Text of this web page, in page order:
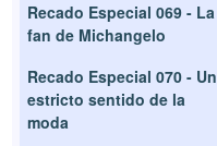
Recado Especial 069 - La
fan de Michangelo
Recado Especial 070 - Un
estricto sentido de la
moda